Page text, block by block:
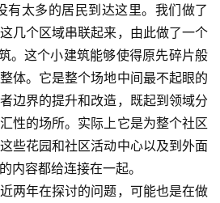
有太多的居民到达这里。我们做了
几个区域串联起来，由此做了一个
。这个小建筑能够使得原先碎片般
体。它是整个场地中间最不起眼的
边界的提升和改造，既起到领域分
性的场所。实际上它是为整个社区
些花园和社区活动中心以及到外面
内容都给连接在一起。
两年在探讨的问题，可能也是在做